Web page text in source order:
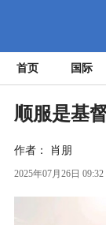
首页 国际
顺服是基
作者： 肖朋
2025年07月26日 09:32